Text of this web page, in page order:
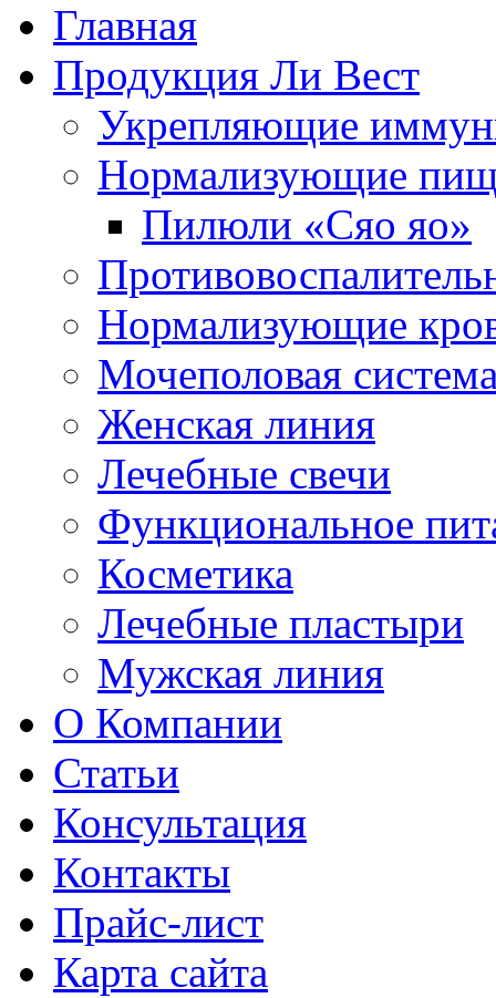
Главная
Продукция Ли Вест
Укрепляющие
Нормализующие
Пилюли «Сяо яо»
Нормализующие
Мочеполовая
Женская линия
Лечебные свечи
Функциональное
Косметика
Лечебные пластыри
Мужская линия
О Компании
Статьи
Консультация
Контакты
Прайс-лист
Карта сайта